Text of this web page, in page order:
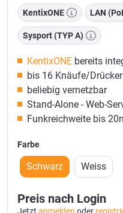
KentixONE LAN
Sysport (TYP A)
KentixONE bereits
bis 16 Knäufe/
beliebig vernetzbar
Stand-Alone - Web-
Funkreichweite bis
Farbe
Schwarz Weiss
Preis nach Login